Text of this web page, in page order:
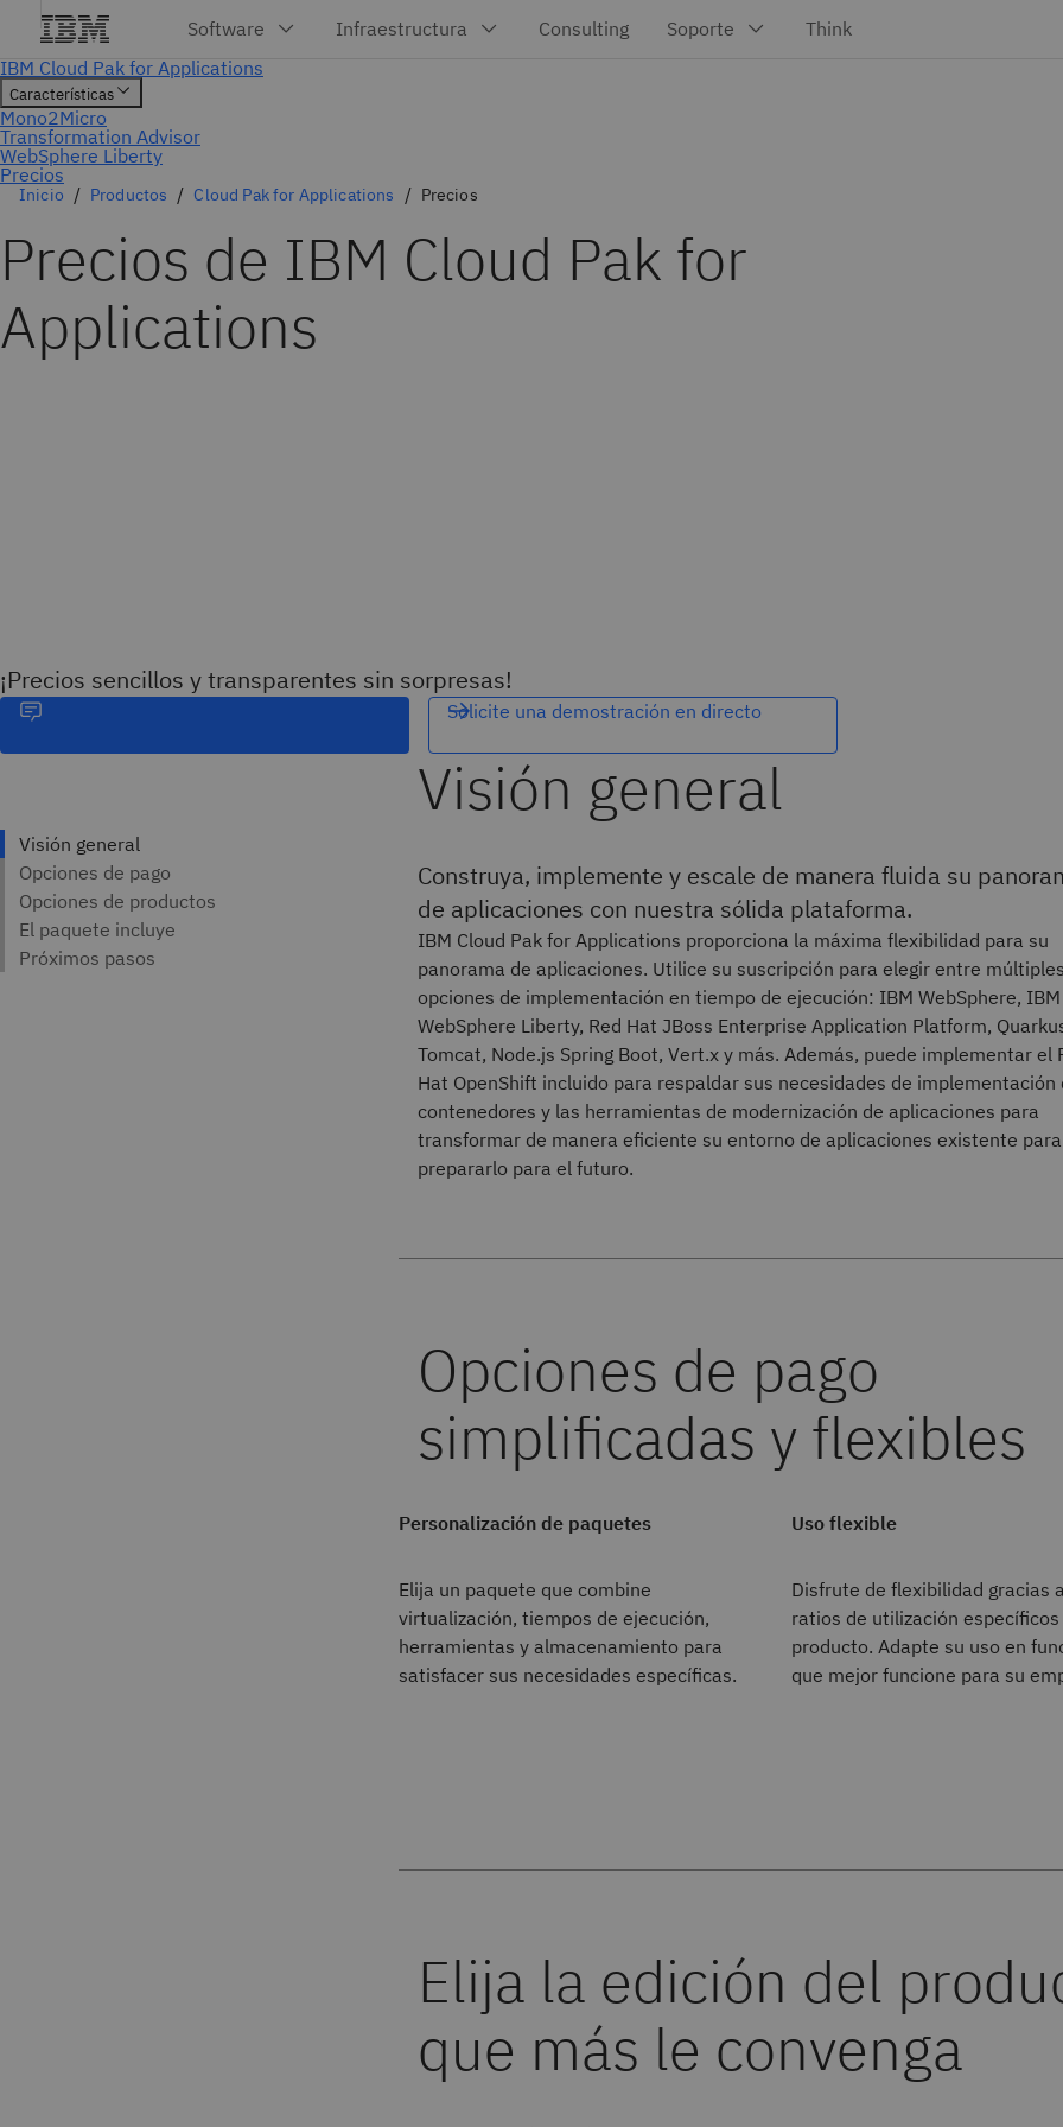
Inicio Productos Cloud Pak for Applications Precios
Precios de IBM Cloud Pak for
Applications
¡Precios sencillos y transparentes sin sorpresas!
Solicite una demostración en directo
Construya, implemente y escale de manera fluida su
de aplicaciones con nuestra sólida plataforma.
IBM Cloud Pak for Applications proporciona la máxima flexibilidad para su
panorama de aplicaciones. Utilice su suscripción para elegir entre
opciones de implementación en tiempo de ejecución: IBM WebSphere, IBM
WebSphere Liberty, Red Hat JBoss Enterprise Application Platform,
Tomcat, Node.js Spring Boot, Vert.x y más. Además, puede implementar el
Hat OpenShift incluido para respaldar sus necesidades de implementación
contenedores y las herramientas de modernización de aplicaciones para
transformar de manera eficiente su entorno de aplicaciones existente para
prepararlo para el futuro.
Personalización de paquetes
Elija un paquete que combine
virtualización, tiempos de ejecución,
herramientas y almacenamiento para
satisfacer sus necesidades específicas.
Uso flexible
Disfrute de flexibilidad gracias
ratios de utilización específicos
producto. Adapte su uso en
que mejor funcione para su